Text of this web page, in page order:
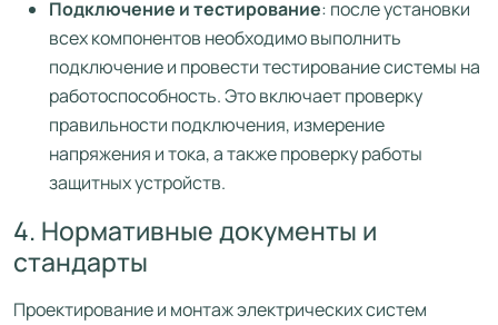
Подключение и тестирование: после установки
всех компонентов необходимо выполнить
подключение и провести тестирование системы на
работоспособность. Это включает проверку
правильности подключения, измерение
напряжения и тока, а также проверку работы
защитных устройств.
4. Нормативные документы и
стандарты
Проектирование и монтаж электрических систем